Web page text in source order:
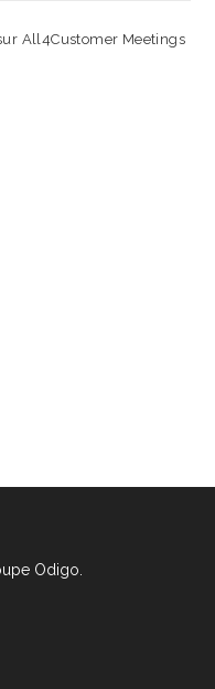
All4Customer Meetings
Odigo.